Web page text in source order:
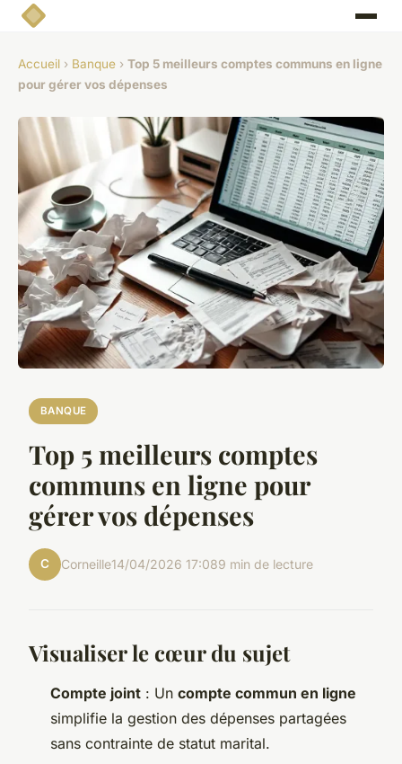
Accueil › Banque › Top 5 meilleurs comptes communs en ligne
pour gérer vos dépenses
BANQUE
Top 5 meilleurs comptes
communs en ligne pour
gérer vos dépenses
C Corneille14/04/2026 17:089 min de lecture
Visualiser le cœur du sujet
Compte joint : Un compte commun en ligne
simplifie la gestion des dépenses partagées
sans contrainte de statut marital.